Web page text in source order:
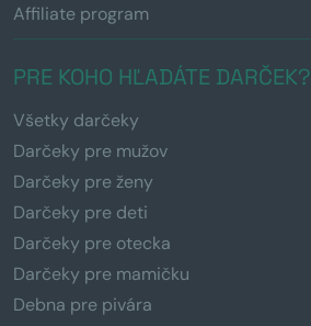
Affiliate program
PRE KOHO HĽADÁTE DARČEK?
Všetky darčeky
Darčeky pre mužov
Darčeky pre ženy
Darčeky pre deti
Darčeky pre otecka
Darčeky pre mamičku
Debna pre pivára